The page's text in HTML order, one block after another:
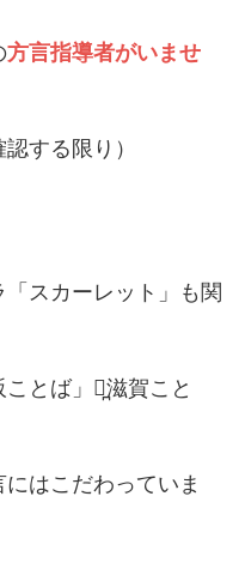
方言指導者がいませ
する限り）
スカーレット」も関
とば」「̪滋賀こと
はこだわっていま